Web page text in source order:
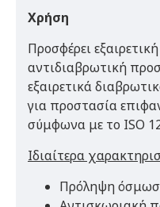
Χρήση
Προσφέρει
αντιδιαβρωτική
εξαιρετικά
για προστασία
σύμφωνα με το ISO
Ιδιαίτερα
Πρόληψη